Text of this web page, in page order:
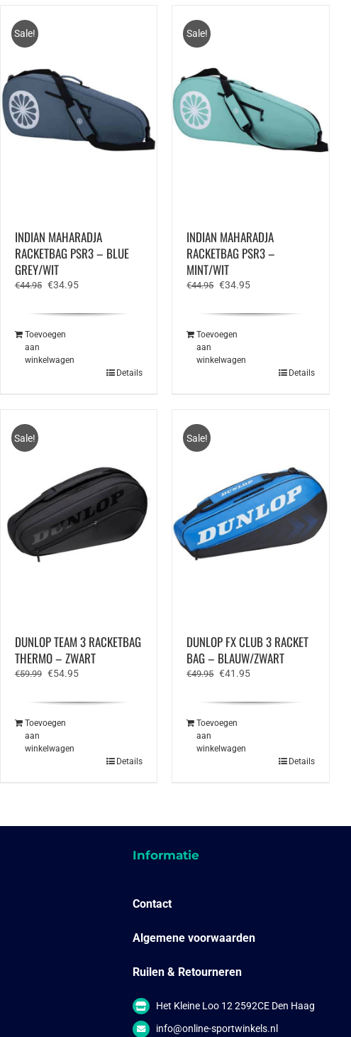
Sale!
INDIAN MAHARADJA
RACKETBAG PSR3 – BLUE
GREY/WIT
€44.95 Oorspronkelijke
was:
€34.95Huidige
is:
Toevoegen
aan
winkelwagen
Details
Sale!
INDIAN MAHARADJA
RACKETBAG PSR3 –
MINT/WIT
€44.95 Oorspronkelijke
was:
€34.95Huidige
is:
Toevoegen
aan
winkelwagen
Details
Sale!
DUNLOP TEAM 3 RACKETBAG
THERMO – ZWART
€59.99 Oorspronkelijke
was:
€54.95Huidige
is:
Toevoegen
aan
winkelwagen
Details
Sale!
DUNLOP FX CLUB 3 RACKET
BAG – BLAUW/ZWART
€49.95 Oorspronkelijke
was:
€41.95Huidige
is:
Toevoegen
aan
winkelwagen
Details
Informatie
Contact
Algemene voorwaarden
Ruilen & Retourneren
Het Kleine Loo 12 2592CE Den Haag
info@online-sportwinkels.nl